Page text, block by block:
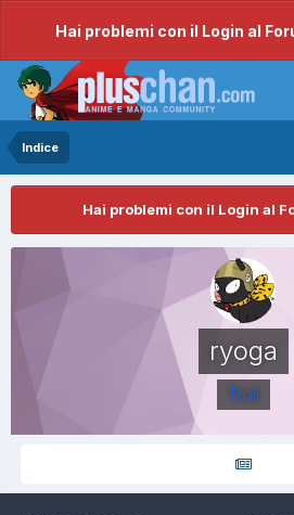
Hai problemi con il Login al
Indice
Hai problemi con il Login al
ryoga
Troll